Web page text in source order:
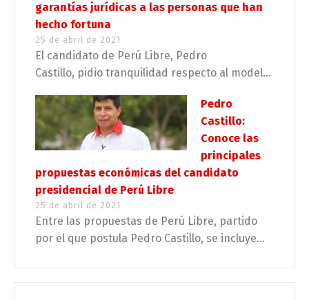
garantías jurídicas a las personas que han
hecho fortuna
25 de abril de 2021
El candidato de Perú Libre, Pedro
Castillo, pidio tranquilidad respecto al model...
Pedro
Castillo:
Conoce las
principales
propuestas económicas del candidato
presidencial de Perú Libre
25 de abril de 2021
Entre las propuestas de Perú Libre, partido
por el que postula Pedro Castillo, se incluye...